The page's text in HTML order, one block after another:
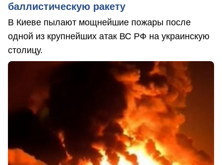
баллистическую ракету
В Киеве пылают мощнейшие пожары после
одной из крупнейших атак ВС РФ на украинскую
столицу.